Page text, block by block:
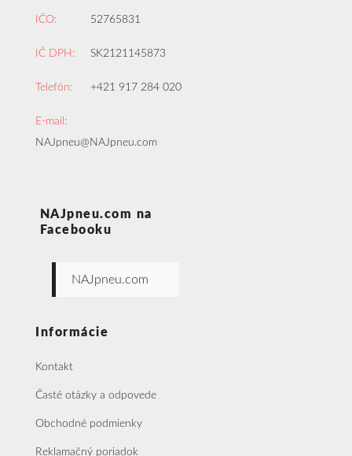
IČO: 52765831
IČ DPH: SK2121145873
Telefón: +421 917 284 020
E-mail:
NAJpneu@NAJpneu.com
NAJpneu.com na
Facebooku
NAJpneu.com
Informácie
Kontakt
Časté otázky a odpovede
Obchodné podmienky
Reklamačný poriadok